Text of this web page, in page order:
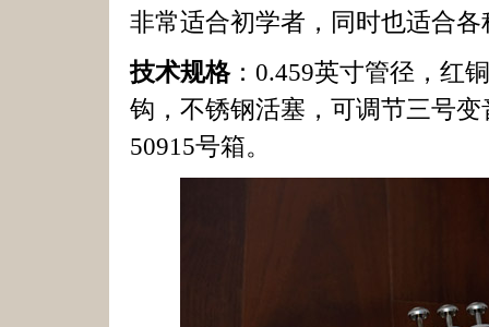
非常适合初学者，同时也适合
技术规格：0.459英寸管径，红
钩，不锈钢活塞，可调节三号
50915号箱。